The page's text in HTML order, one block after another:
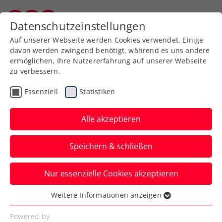
Zurück zur Newsübersicht
Rollstuhltennis
Startschuss zu den
win2day Open Tennis
Staatsmeisterschaften
gefallen
Die Hauptbewerbe in Oberpullendorf sind
Datenschutzeinstellungen
Auf unserer Webseite werden Cookies verwendet. Einige
davon werden zwingend benötigt, während es uns andere
ermöglichen, Ihre Nutzererfahrung auf unserer Webseite
zu verbessern.
Essenziell Statistiken
Alle akzeptieren
Speichern & schließen
Nur essenzielle Cookies akzeptieren
Essenziell
Essenzielle Cookies werden für grundlegende
Weitere Informationen anzeigen
Powered by